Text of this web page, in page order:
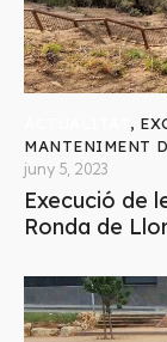
,
MANTENIMENT
juny 5, 2023
Execució de
Ronda de